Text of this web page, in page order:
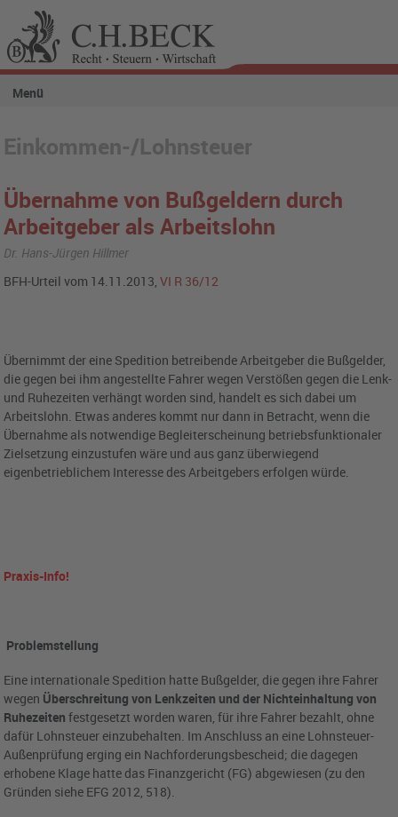
Menü
Einkommen-/Lohnsteuer
Übernahme von Bußgeldern durch
Arbeitgeber als Arbeitslohn
Dr. Hans-Jürgen Hillmer
BFH-Urteil vom 14.11.2013,VI R 36/12
Übernimmt der eine Spedition betreibende Arbeitgeber die Bußgelder,
die gegen bei ihm angestellte Fahrer wegen Verstößen gegen die Lenk-
und Ruhezeiten verhängt worden sind, handelt es sich dabei um
Arbeitslohn. Etwas anderes kommt nur dann in Betracht, wenn die
Übernahme als notwendige Begleiterscheinung betriebsfunktionaler
Zielsetzung einzustufen wäre und aus ganz überwiegend
eigenbetrieblichem Interesse des Arbeitgebers erfolgen würde.
Praxis-Info!
Problemstellung
Eine internationale Spedition hatte Bußgelder, die gegen ihre Fahrer
wegen Überschreitung von Lenkzeiten und der Nichteinhaltung von
Ruhezeiten festgesetzt worden waren, für ihre Fahrer bezahlt, ohne
dafür Lohnsteuer einzubehalten. Im Anschluss an eine Lohnsteuer-
Außenprüfung erging ein Nachforderungsbescheid; die dagegen
erhobene Klage hatte das Finanzgericht (FG) abgewiesen (zu den
Gründen siehe EFG 2012, 518).